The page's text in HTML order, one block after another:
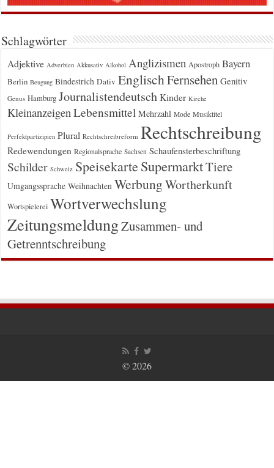
Schlagwörter
Adjektive Adverbien Akkusativ Alkohol Anglizismen Apostroph Bayern
Berlin Beugung Bindestrich Dativ EnglischFernsehen Genitiv
Genus Hamburg Journalistendeutsch Kinder Kirche
Kleinanzeigen Lebensmittel Mehrzahl Mode Musiktitel
Perfektpartizipien Plural Rechtschreibreform Rechtschreibung
Redewendungen Regionalsprache Sachsen Schaufensterbeschriftung
Schilder Schweiz Speisekarte SupermarktTiere
Umgangssprache Weihnachten WerbungWortherkunft
Wortspielerei Wortverwechslung
ZeitungsmeldungZusammen- und
Getrenntschreibung
© 2026